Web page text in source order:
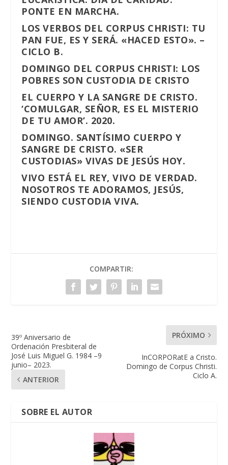
PONTE EN MARCHA.
LOS VERBOS DEL CORPUS CHRISTI: TU
PAN FUE, ES Y SERÁ. «HACED ESTO». –
CICLO B.
DOMINGO DEL CORPUS CHRISTI: LOS
POBRES SON CUSTODIA DE CRISTO
EL CUERPO Y LA SANGRE DE CRISTO.
‘COMULGAR, SEÑOR, ES EL MISTERIO
DE TU AMOR’. 2020.
DOMINGO. SANTÍSIMO CUERPO Y
SANGRE DE CRISTO. «SER
CUSTODIAS» VIVAS DE JESÚS HOY.
VIVO ESTÁ EL REY, VIVO DE VERDAD.
NOSOTROS TE ADORAMOS, JESÚS,
SIENDO CUSTODIA VIVA.
COMPARTIR:
39º Aniversario de
Ordenación Presbiteral de
José Luis Miguel G. 1984 –9
junio– 2023.
ANTERIOR
PRÓXIMO
InCORPORatE a Cristo.
Domingo de Corpus Christi.
Ciclo A.
SOBRE EL AUTOR